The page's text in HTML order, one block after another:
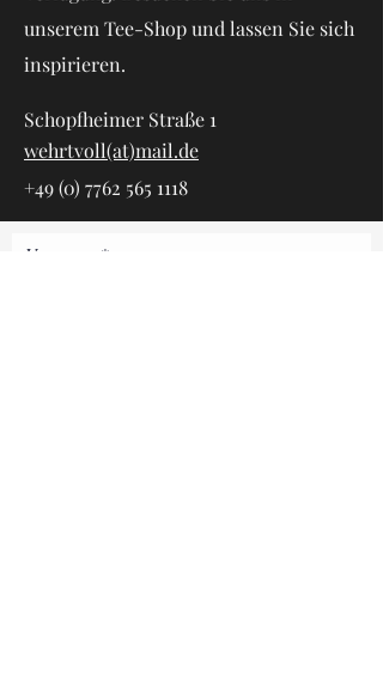
unserem Tee-Shop und lassen Sie sich
inspirieren.
Schopfheimer Straße 1
wehrtvoll(at)mail.de
+49 (0) 7762 565 1118
Vorname